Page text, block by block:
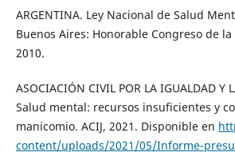
ARGENTINA. Ley Nacional de Salud
Buenos Aires: Honorable Congreso de
2010.
ASOCIACIÓN CIVIL POR LA IGUALDAD Y
Salud mental: recursos insuficientes y
manicomio. ACIJ, 2021. Disponible en
content/uploads/2021/05/Informe-